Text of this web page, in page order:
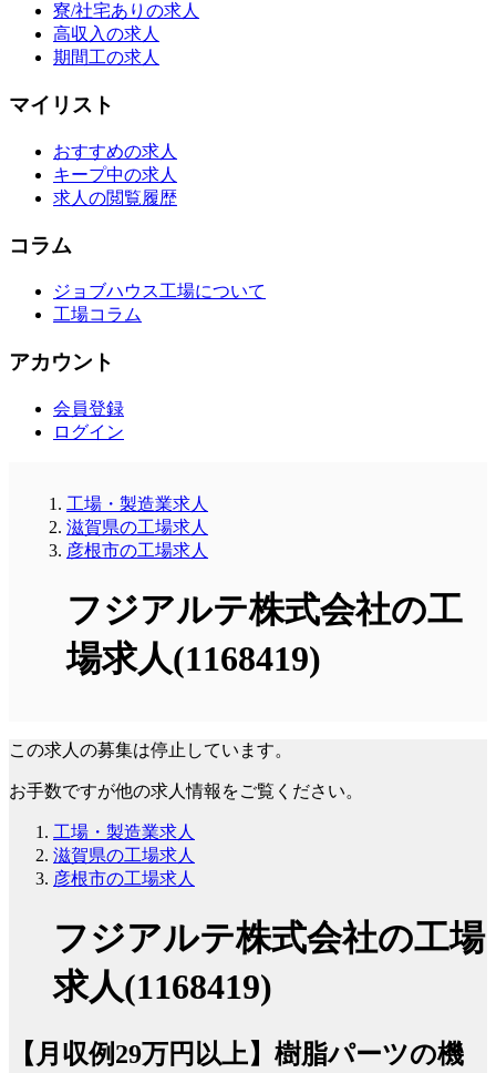
寮/社宅ありの求人
高収入の求人
期間工の求人
マイリスト
おすすめの求人
キープ中の求人
求人の閲覧履歴
コラム
ジョブハウス工場について
工場コラム
アカウント
会員登録
ログイン
工場・製造業求人
滋賀県の工場求人
彦根市の工場求人
フジアルテ株式会社の工
場求人(1168419)
この求人の募集は停止しています。
お手数ですが他の求人情報をご覧ください。
工場・製造業求人
滋賀県の工場求人
彦根市の工場求人
フジアルテ株式会社の工場
求人(1168419)
【月収例29万円以上】樹脂パーツの機